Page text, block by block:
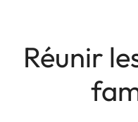
Réunir